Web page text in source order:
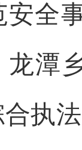
安全
龙潭
执